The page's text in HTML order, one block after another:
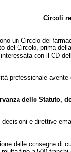
Circoli
un Circolo dei
Circolo, prima
con il CD
professionale
dello Statuto,
e direttive
delle consegne di